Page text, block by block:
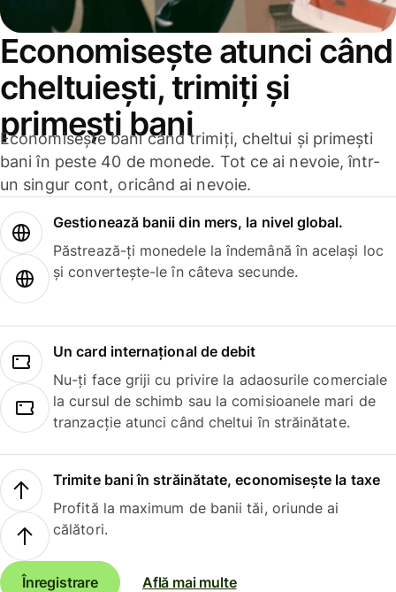
Economisește atunci când
cheltuiești, trimiți și
primești bani
Economisește bani când trimiți, cheltui și primești
bani în peste 40 de monede. Tot ce ai nevoie, într-
un singur cont, oricând ai nevoie.
Gestionează banii din mers, la nivel global.
Păstrează-ți monedele la îndemână în același loc
și convertește-le în câteva secunde.
Un card internațional de debit
Nu-ți face griji cu privire la adaosurile comerciale
la cursul de schimb sau la comisioanele mari de
tranzacție atunci când cheltui în străinătate.
Trimite bani în străinătate, economisește la taxe
Profită la maximum de banii tăi, oriunde ai
călători.
Înregistrare Află mai multe